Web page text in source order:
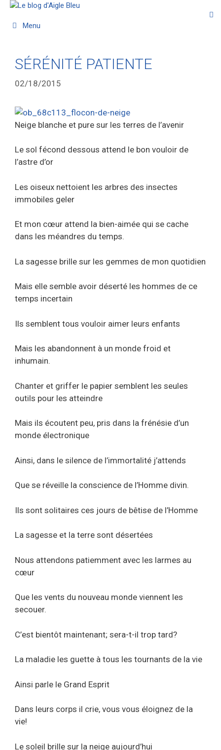
Menu
SÉRÉNITÉ PATIENTE
02/18/2015
Neige blanche et pure sur les terres de l’avenir
Le sol fécond dessous attend le bon vouloir de
l’astre d’or
Les oiseux nettoient les arbres des insectes
immobiles geler
Et mon cœur attend la bien-aimée qui se cache
dans les méandres du temps.
La sagesse brille sur les gemmes de mon quotidien
Mais elle semble avoir déserté les hommes de ce
temps incertain
Ils semblent tous vouloir aimer leurs enfants
Mais les abandonnent à un monde froid et
inhumain.
Chanter et griffer le papier semblent les seules
outils pour les atteindre
Mais ils écoutent peu, pris dans la frénésie d’un
monde électronique
Ainsi, dans le silence de l’immortalité j’attends
Que se réveille la conscience de l’Homme divin.
Ils sont solitaires ces jours de bêtise de l’Homme
La sagesse et la terre sont désertées
Nous attendons patiemment avec les larmes au
cœur
Que les vents du nouveau monde viennent les
secouer.
C’est bientôt maintenant; sera-t-il trop tard?
La maladie les guette à tous les tournants de la vie
Ainsi parle le Grand Esprit
Dans leurs corps il crie, vous vous éloignez de la
vie!
Le soleil brille sur la neige aujourd’hui